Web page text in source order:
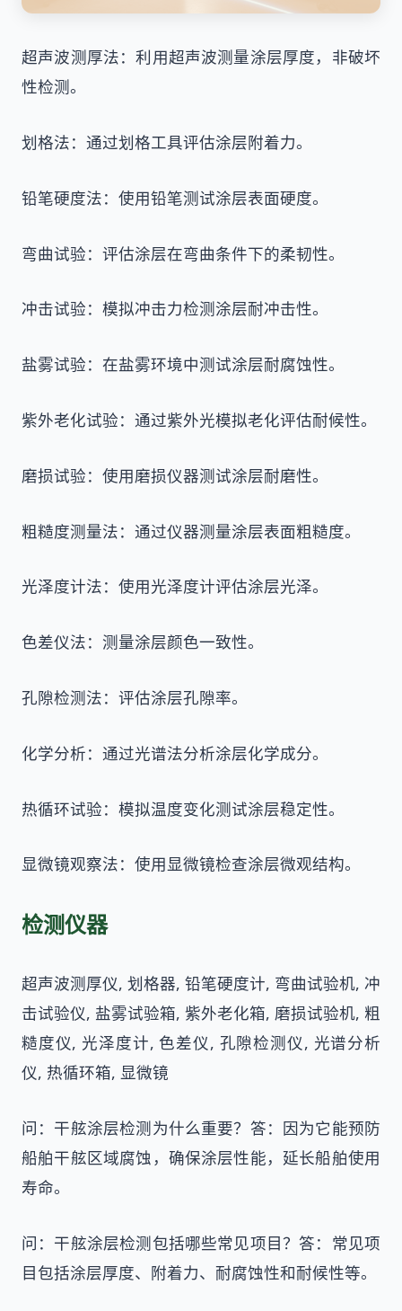
超声波测厚法：利用超声波测量涂层厚度，非破坏
性检测。
划格法：通过划格工具评估涂层附着力。
铅笔硬度法：使用铅笔测试涂层表面硬度。
弯曲试验：评估涂层在弯曲条件下的柔韧性。
冲击试验：模拟冲击力检测涂层耐冲击性。
盐雾试验：在盐雾环境中测试涂层耐腐蚀性。
紫外老化试验：通过紫外光模拟老化评估耐候性。
磨损试验：使用磨损仪器测试涂层耐磨性。
粗糙度测量法：通过仪器测量涂层表面粗糙度。
光泽度计法：使用光泽度计评估涂层光泽。
色差仪法：测量涂层颜色一致性。
孔隙检测法：评估涂层孔隙率。
化学分析：通过光谱法分析涂层化学成分。
热循环试验：模拟温度变化测试涂层稳定性。
显微镜观察法：使用显微镜检查涂层微观结构。
检测仪器
超声波测厚仪, 划格器, 铅笔硬度计, 弯曲试验机, 冲
击试验仪, 盐雾试验箱, 紫外老化箱, 磨损试验机, 粗
糙度仪, 光泽度计, 色差仪, 孔隙检测仪, 光谱分析
仪, 热循环箱, 显微镜
问：干舷涂层检测为什么重要？答：因为它能预防
船舶干舷区域腐蚀，确保涂层性能，延长船舶使用
寿命。
问：干舷涂层检测包括哪些常见项目？答：常见项
目包括涂层厚度、附着力、耐腐蚀性和耐候性等。